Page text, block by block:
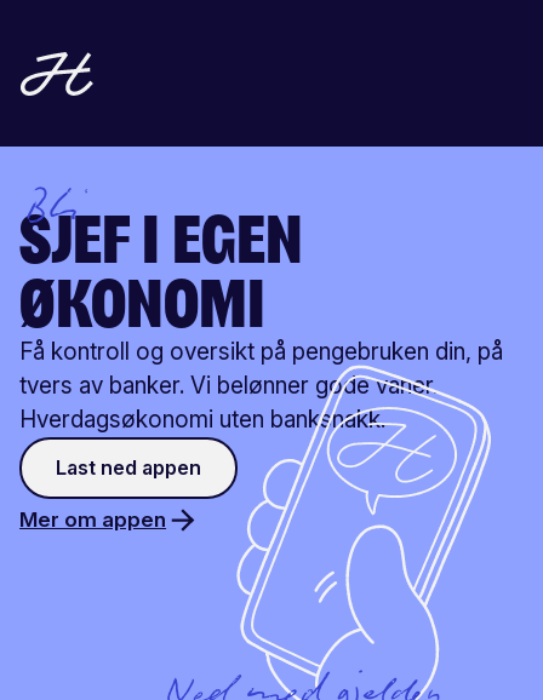
Bli
sjef i egen
økonomi
Få kontroll og oversikt på pengebruken din, på
tvers av banker. Vi belønner gode vaner.
Hverdagsøkonomi uten banksnakk.
Last ned appen
Mer om appen